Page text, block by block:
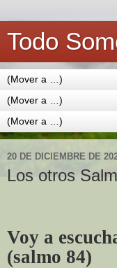
Todo
20 DE DICIEMBRE DE
Los otros
Voy a
(salmo 84)